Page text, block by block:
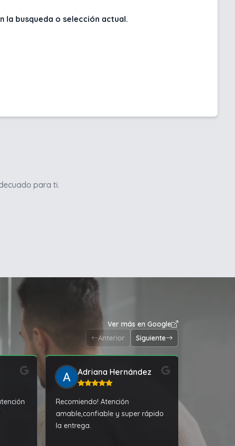
la busqueda o selección actual.
para ti.
Ver más en Google
Anterior
Siguiente
Adriana Hernández
Recomiendo! Atención
amable,confiable y super rápido
la entrega.